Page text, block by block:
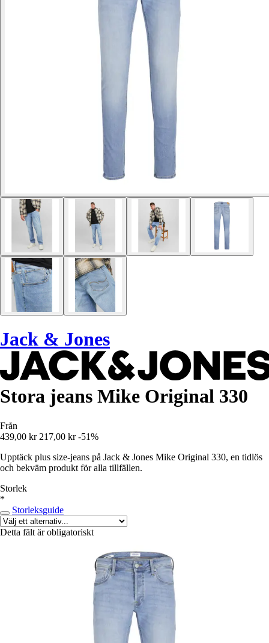
Jack & Jones
Stora jeans Mike Original 330
Från
439,00 kr 217,00 kr -51%
Upptäck plus size-jeans på Jack & Jones Mike Original 330, en tidlös
och bekväm produkt för alla tillfällen.
Storlek
*
Storleksguide
Detta fält är obligatoriskt